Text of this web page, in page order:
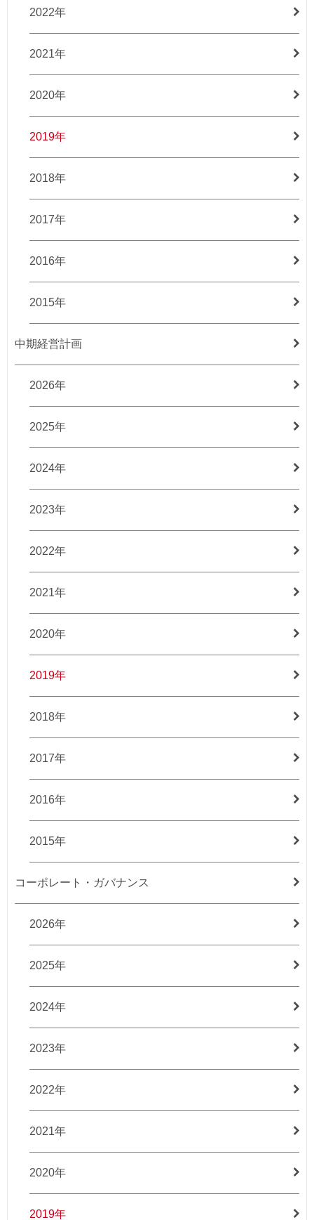
2022年
2021年
2020年
2019年
2018年
2017年
2016年
2015年
中期経営計画
2026年
2025年
2024年
2023年
2022年
2021年
2020年
2019年
2018年
2017年
2016年
2015年
コーポレート・ガバナンス
2026年
2025年
2024年
2023年
2022年
2021年
2020年
2019年